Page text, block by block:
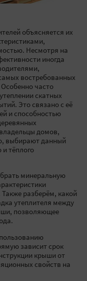
объясняется их
Несмотря на
иногда
востребованных
часто
скатных
Это связано с её
и способностью
домов,
выбирают данный
тёплого
минеральную
разберём, какой
утеплителя между
позволяющее
зависит срок
крыши от
свойств на